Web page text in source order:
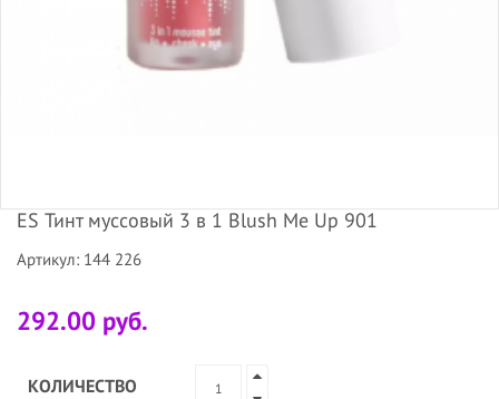
ES Тинт муссовый 3 в 1 Blush Me Up 901
Артикул: 144 226
292.00 руб.
КОЛИЧЕСТВО